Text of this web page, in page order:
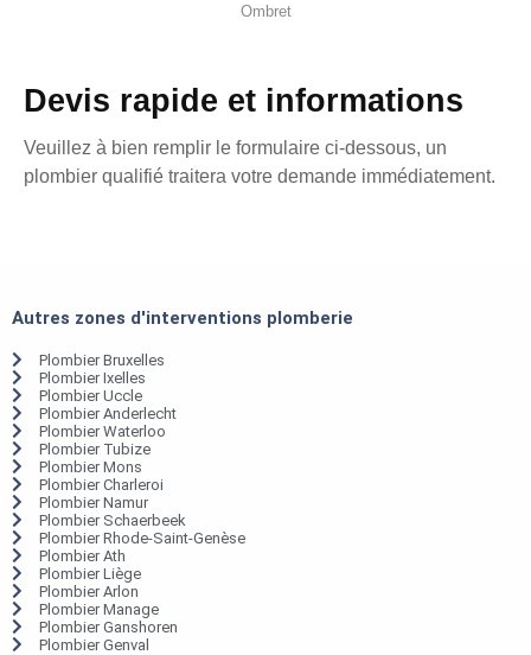
Ombret
Devis rapide et informations
Veuillez à bien remplir le formulaire ci-dessous, un
plombier qualifié traitera votre demande immédiatement.
Autres zones d'interventions plomberie
Plombier Bruxelles
Plombier Ixelles
Plombier Uccle
Plombier Anderlecht
Plombier Waterloo
Plombier Tubize
Plombier Mons
Plombier Charleroi
Plombier Namur
Plombier Schaerbeek
Plombier Rhode-Saint-Genèse
Plombier Ath
Plombier Liège
Plombier Arlon
Plombier Manage
Plombier Ganshoren
Plombier Genval